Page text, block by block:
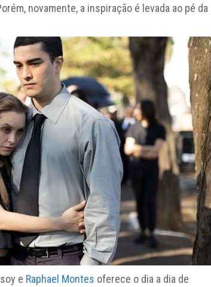
novamente, a inspiração é levada ao pé da
e Raphael Montes oferece o dia a dia de